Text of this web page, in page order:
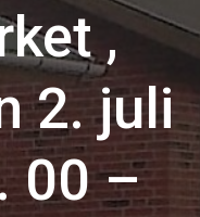
,
2. juli
00 –